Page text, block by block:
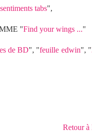
sentiments tabs",
"Find your wings ..."
de BD", "feuille edwin", "
Retour à